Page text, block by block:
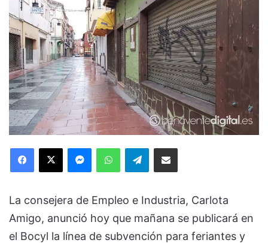
Facebook
X MessengerWhatsAppTelegramCompartir via Email
La consejera de Empleo e Industria, Carlota
Amigo, anunció hoy que mañana se publicará en
el Bocyl la línea de subvención para feriantes y